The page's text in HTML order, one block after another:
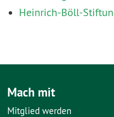
Heinrich-Böll-
Mach mit
Mitglied werden